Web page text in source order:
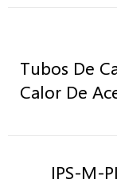
Tubos De
Calor De
IPS-M-